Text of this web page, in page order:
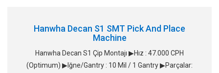
Hanwha Decan S1 SMT Pick And Place
Machine
Hanwha Decan S1 Çip Montajı ▶Hız : 47.000 CPH
(Optimum) ▶Iğne/Gantry : 10 Mil / 1 Gantry ▶Parçalar: